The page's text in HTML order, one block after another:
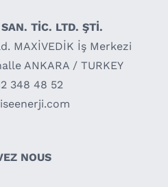
TİC. LTD. ŞTİ.
MAXİVEDİK İş Merkezi
ANKARA / TURKEY
348 48 52
NOUS